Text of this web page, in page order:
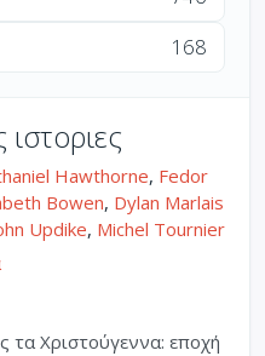
168
ιστοριες
Hawthorne, Fedor
Bowen, Dylan Marlais
Updike, Michel Tournier
τα Χριστούγεννα: εποχή